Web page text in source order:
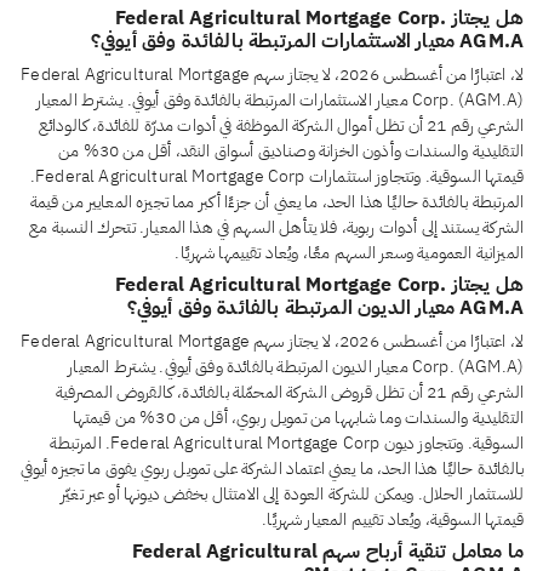
هل يجتاز Federal Agricultural Mortgage Corp.
AGM.A معيار الاستثمارات المرتبطة بالفائدة وفق أيوفي؟
لا، اعتبارًا من أغسطس 2026، لا يجتاز سهم Federal Agricultural Mortgage
Corp. (AGM.A) معيار الاستثمارات المرتبطة بالفائدة وفق أيوفي. يشترط المعيار
الشرعي رقم 21 أن تظل أموال الشركة الموظفة في أدوات مدرّة للفائدة، كالودائع
التقليدية والسندات وأذون الخزانة وصناديق أسواق النقد، أقل من 30% من
قيمتها السوقية. وتتجاوز استثمارات Federal Agricultural Mortgage Corp.
المرتبطة بالفائدة حاليًا هذا الحد، ما يعني أن جزءًا أكبر مما تجيزه المعايير من قيمة
الشركة يستند إلى أدوات ربوية، فلا يتأهل السهم في هذا المعيار. تتحرك النسبة مع
الميزانية العمومية وسعر السهم معًا، ويُعاد تقييمها شهريًا.
هل يجتاز Federal Agricultural Mortgage Corp.
AGM.A معيار الديون المرتبطة بالفائدة وفق أيوفي؟
لا، اعتبارًا من أغسطس 2026، لا يجتاز سهم Federal Agricultural Mortgage
Corp. (AGM.A) معيار الديون المرتبطة بالفائدة وفق أيوفي. يشترط المعيار
الشرعي رقم 21 أن تظل قروض الشركة المحمّلة بالفائدة، كالقروض المصرفية
التقليدية والسندات وما شابهها من تمويل ربوي، أقل من 30% من قيمتها
السوقية. وتتجاوز ديون Federal Agricultural Mortgage Corp. المرتبطة
بالفائدة حاليًا هذا الحد، ما يعني اعتماد الشركة على تمويل ربوي يفوق ما تجيزه أيوفي
للاستثمار الحلال. ويمكن للشركة العودة إلى الامتثال بخفض ديونها أو عبر تغيّر
قيمتها السوقية، ويُعاد تقييم المعيار شهريًا.
ما معامل تنقية أرباح سهم Federal Agricultural